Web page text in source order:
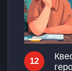
12